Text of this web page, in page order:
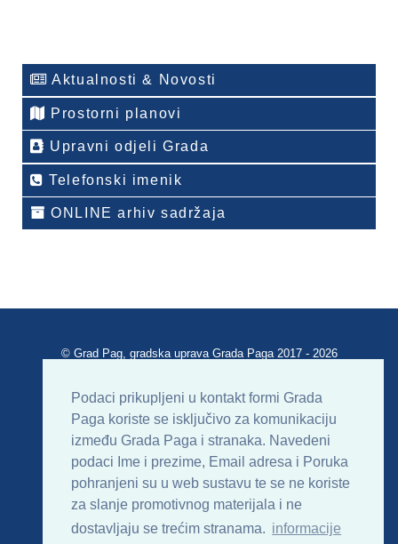
Podaci prikupljeni u kontakt formi Grada
Paga koriste se isključivo za komunikaciju
između Grada Paga i stranaka. Navedeni
podaci Ime i prezime, Email adresa i Poruka
pohranjeni su u web sustavu te se ne koriste
za slanje promotivnog materijala i ne
dostavljaju se trećim stranama. informacije
Aktualnosti & Novosti
Prostorni planovi
Upravni odjeli Grada
Telefonski imenik
ONLINE arhiv sadržaja
© Grad Pag, gradska uprava Grada Paga 2017 - 2026
Uvjeti korištenja Impressum
Kontakt
Sitemap
RSS